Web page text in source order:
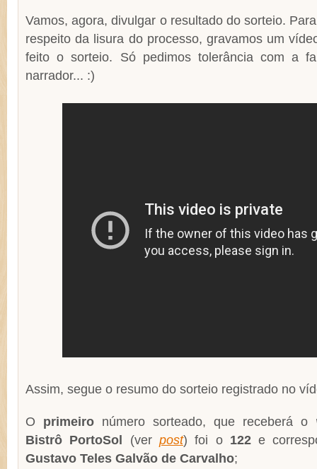
Vamos, agora, divulgar o resultado do sorteio.
respeito da lisura do processo, gravamos um
feito o sorteio. Só pedimos tolerância com a
narrador... :)
Assim, segue o resumo do sorteio registrado no
O primeiro número sorteado, que receberá o
Bistrô PortoSol (ver post) foi o 122e
Gustavo Teles Galvão de Carvalho;